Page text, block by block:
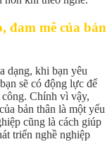
đam mê của bản
dạng, khi bạn yêu
sẽ có động lực để
Chính vì vậy,
bản thân là một yếu
cũng là cách giúp
triển nghề nghiệp